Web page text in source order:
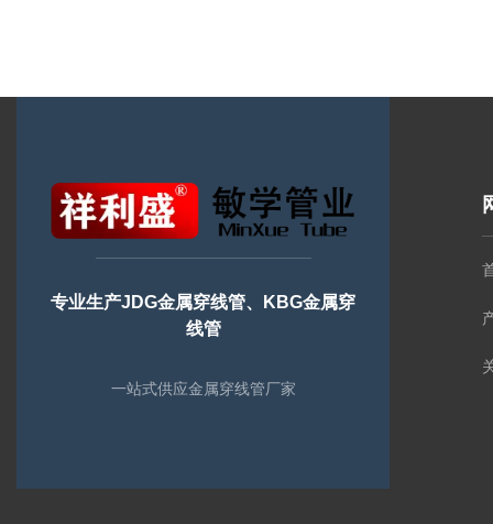
专业生产JDG金属穿线管、KBG金属穿
线管
一站式供应金属穿线管厂家